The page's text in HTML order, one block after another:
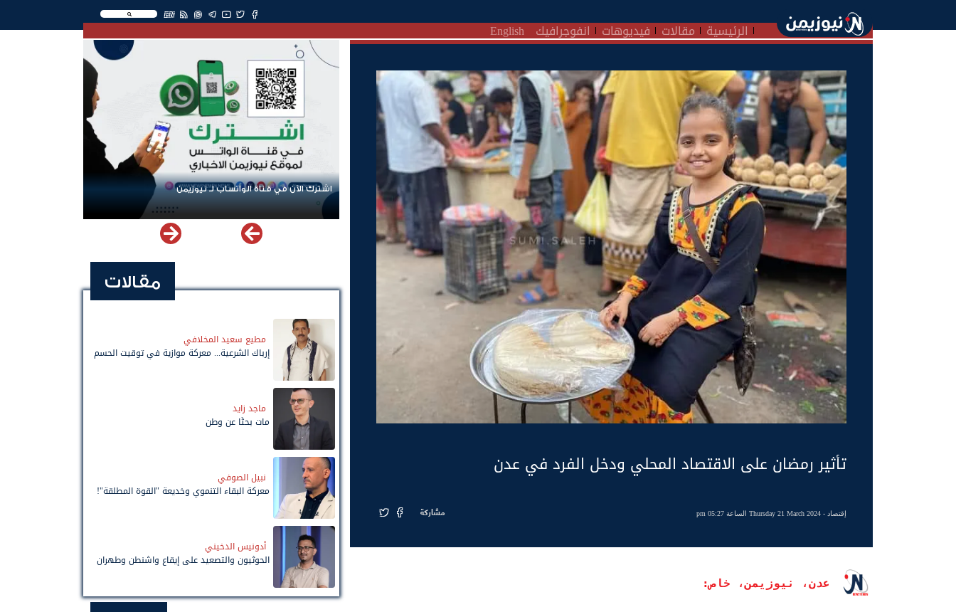
EN
الرئيسية مقالات فيديوهات انفوجرافيك English
تأثير رمضان على الاقتصاد المحلي ودخل الفرد في عدن
إقتصاد - Thursday 21 March 2024 الساعة 05:27 pm مشاركة
عدن، نيوزيمن، خاص:
اشترك الآن في قناة الواتساب لـ نيوزيمن
مقالات
مطيع سعيد المخلافي
إرباك الشرعية... معركة موازية في توقيت الحسم
ماجد زايد
مات بحثًا عن وطن
نبيل الصوفي
معركة البقاء التنموي وخديعة "القوة المطلقة"!
أدونيس الدخيني
الحوثيون والتصعيد على إيقاع واشنطن وطهران